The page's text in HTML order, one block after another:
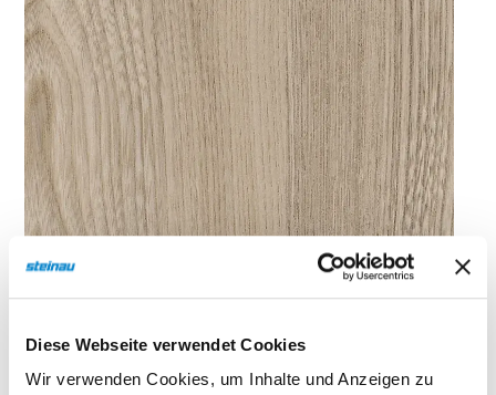
Diese Webseite verwendet Cookies
Wir verwenden Cookies, um Inhalte und Anzeigen zu